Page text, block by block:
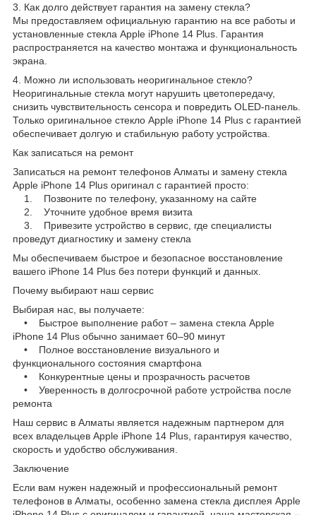
3. Как долго действует гарантия на замену стекла?
Мы предоставляем официальную гарантию на все работы и
установленные стекла Apple iPhone 14 Plus. Гарантия
распространяется на качество монтажа и функциональность
экрана.
4. Можно ли использовать неоригинальное стекло?
Неоригинальные стекла могут нарушить цветопередачу,
снизить чувствительность сенсора и повредить OLED-панель.
Только оригинальное стекло Apple iPhone 14 Plus с гарантией
обеспечивает долгую и стабильную работу устройства.
Как записаться на ремонт
Записаться на ремонт телефонов Алматы и замену стекла
Apple iPhone 14 Plus оригинал с гарантией просто:
1. Позвоните по телефону, указанному на сайте
2. Уточните удобное время визита
3. Привезите устройство в сервис, где специалисты
проведут диагностику и замену стекла
Мы обеспечиваем быстрое и безопасное восстановление
вашего iPhone 14 Plus без потери функций и данных.
Почему выбирают наш сервис
Выбирая нас, вы получаете:
• Быстрое выполнение работ – замена стекла Apple
iPhone 14 Plus обычно занимает 60–90 минут
• Полное восстановление визуального и
функционального состояния смартфона
• Конкурентные цены и прозрачность расчетов
• Уверенность в долгосрочной работе устройства после
ремонта
Наш сервис в Алматы является надежным партнером для
всех владельцев Apple iPhone 14 Plus, гарантируя качество,
скорость и удобство обслуживания.
Заключение
Если вам нужен надежный и профессиональный ремонт
телефонов в Алматы, особенно замена стекла дисплея Apple